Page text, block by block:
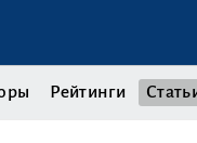
Рейтинги